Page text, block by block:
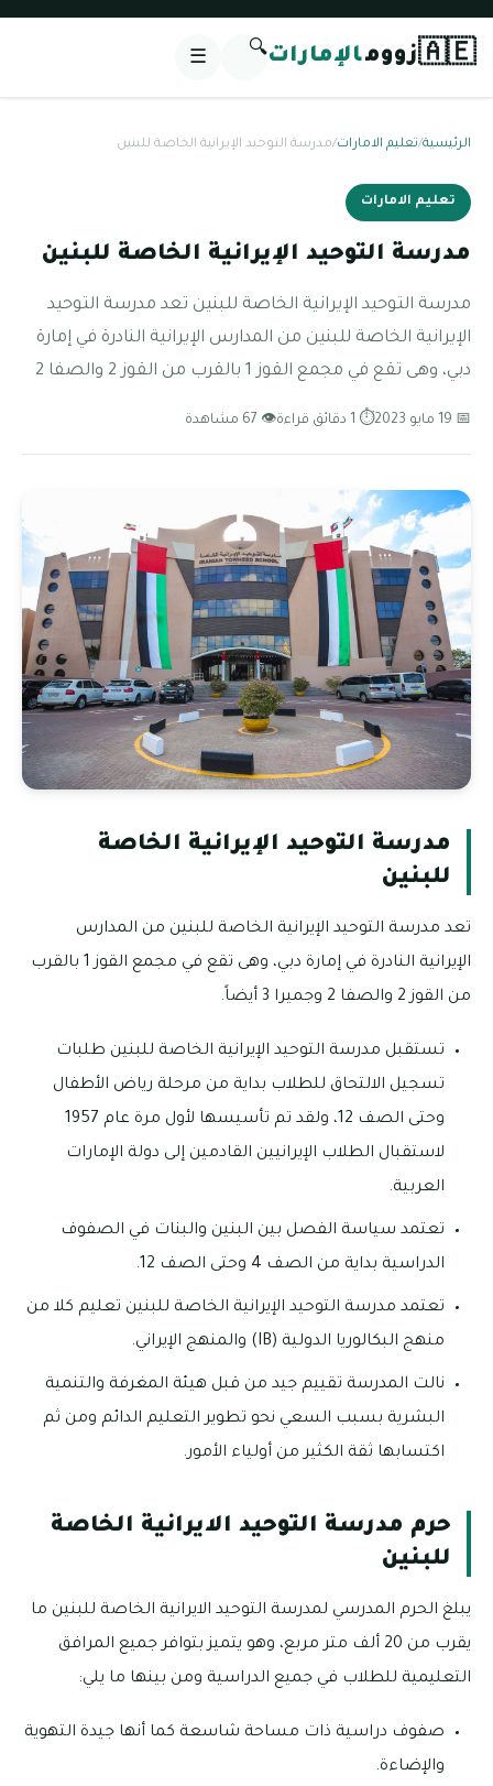
🇦🇪زوومالإمارات🔍
☰
الرئيسية/تعليم الامارات/مدرسة التوحيد الإيرانية الخاصة للبنين
تعليم الامارات
مدرسة التوحيد الإيرانية الخاصة للبنين
مدرسة التوحيد الإيرانية الخاصة للبنين تعد مدرسة التوحيد
الإيرانية الخاصة للبنين من المدارس الإيرانية النادرة في إمارة
دبي، وهى تقع في مجمع القوز 1 بالقرب من القوز 2 والصفا 2
📅 19 مايو 2023 ⏱ 1 دقائق قراءة 👁 67 مشاهدة
مدرسة التوحيد الإيرانية الخاصة
للبنين
تعد مدرسة التوحيد الإيرانية الخاصة للبنين من المدارس
الإيرانية النادرة في إمارة دبي، وهى تقع في مجمع القوز 1 بالقرب
من القوز 2 والصفا 2 وجميرا 3 أيضاً.
تستقبل مدرسة التوحيد الإيرانية الخاصة للبنين طلبات
تسجيل الالتحاق للطلاب بداية من مرحلة رياض الأطفال
وحتى الصف 12، ولقد تم تأسيسها لأول مرة عام 1957
لاستقبال الطلاب الإيرانيين القادمين إلى دولة الإمارات
العربية.
تعتمد سياسة الفصل بين البنين والبنات في الصفوف
الدراسية بداية من الصف 4 وحتى الصف 12.
تعتمد مدرسة التوحيد الإيرانية الخاصة للبنين تعليم كلا من
منهج البكالوريا الدولية (IB) والمنهج الإيراني.
نالت المدرسة تقييم جيد من قبل هيئة المغرفة والتنمية
البشرية بسبب السعي نحو تطوير التعليم الدائم ومن ثم
اكتسابها ثقة الكثير من أولياء الأمور.
حرم مدرسة التوحيد الايرانية الخاصة
للبنين
يبلغ الحرم المدرسي لمدرسة التوحيد الايرانية الخاصة للبنين ما
يقرب من 20 ألف متر مربع، وهو يتميز بتوافر جميع المرافق
التعليمية للطلاب في جميع الدراسية ومن بينها ما يلي:
صفوف دراسية ذات مساحة شاسعة كما أنها جيدة التهوية
والإضاءة.